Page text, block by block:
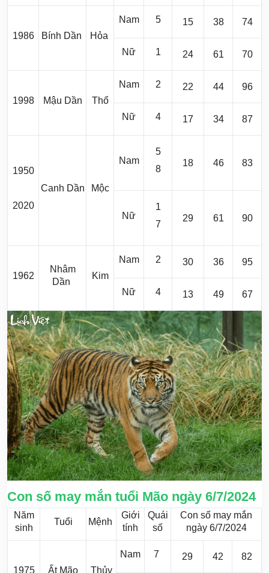
1986 Bính Dần Hỏa
Nam 5 15 38 74
Nữ 1 24 61 70
1998 Mậu Dần Thổ
Nam 2 22 44 96
Nữ 4 17 34 87
1950
2020
Canh Dần Mộc
Nam
5
8
18 46 83
Nữ
1
7
29 61 90
1962
Nhâm
Dần
Kim
Nam 2 30 36 95
Nữ 4 13 49 67
Con số may mắn tuổi Mão ngày 6/7/2024
Năm
sinh
Tuổi Mệnh
Giới
tính
Quái
số
Con số may mắn
ngày 6/7/2024
1975 Ất Mão Thủy
Nam 7 29 42 82